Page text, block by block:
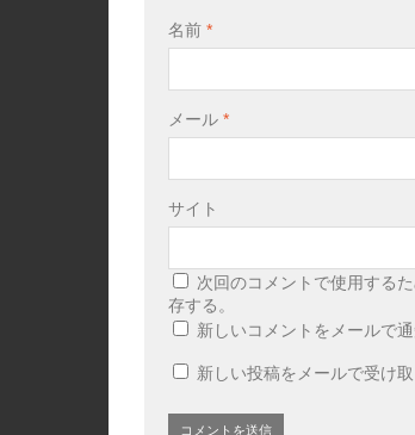
名前 *
メール *
サイト
次回のコメントで使用する
存する。
新しいコメントをメールで
新しい投稿をメールで受け取